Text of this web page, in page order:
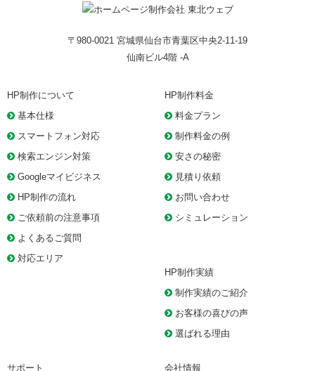
〒980-0021 宮城県仙台市青葉区中央2-11-19
仙南ビル4階 -A
HP制作について
基本仕様
スマートフォン対応
検索エンジン対策
Googleマイビジネス
HP制作の流れ
ご依頼前の注意事項
よくあるご質問
対応エリア
HP制作料金
料金プラン
制作料金の例
安さの秘密
見積り依頼
お問い合わせ
シミュレーション
HP制作実績
制作実績のご紹介
お客様の喜びの声
選ばれる理由
サポート 会社情報